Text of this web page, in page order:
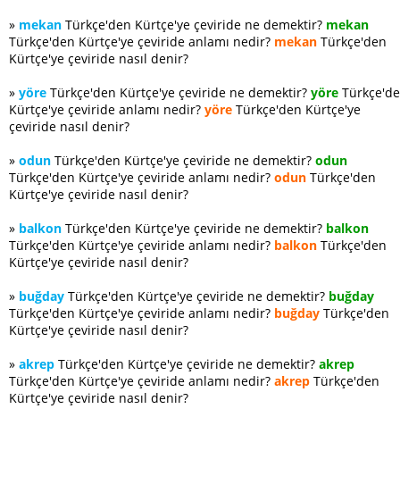
» mekan Türkçe'den Kürtçe'ye çeviride ne demektir? mekan
Türkçe'den Kürtçe'ye çeviride anlamı nedir? mekan Türkçe'den
Kürtçe'ye çeviride nasıl denir?
» yöre Türkçe'den Kürtçe'ye çeviride ne demektir? yöre
Kürtçe'ye çeviride anlamı nedir? yöre Türkçe'den Kürtçe'ye
çeviride nasıl denir?
» odun Türkçe'den Kürtçe'ye çeviride ne demektir? odun
Türkçe'den Kürtçe'ye çeviride anlamı nedir? odun Türkçe'den
Kürtçe'ye çeviride nasıl denir?
» balkon Türkçe'den Kürtçe'ye çeviride ne demektir? balkon
Türkçe'den Kürtçe'ye çeviride anlamı nedir? balkon Türkçe'den
Kürtçe'ye çeviride nasıl denir?
» buğday Türkçe'den Kürtçe'ye çeviride ne demektir? buğday
Türkçe'den Kürtçe'ye çeviride anlamı nedir? buğday Türkçe'den
Kürtçe'ye çeviride nasıl denir?
» akrep Türkçe'den Kürtçe'ye çeviride ne demektir? akrep
Türkçe'den Kürtçe'ye çeviride anlamı nedir? akrep Türkçe'den
Kürtçe'ye çeviride nasıl denir?